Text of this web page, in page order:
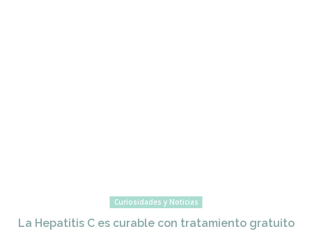
Curiosidades y Noticias
La Hepatitis C es curable con tratamiento gratuito